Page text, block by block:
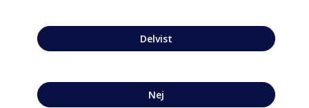
Delvist
Nej